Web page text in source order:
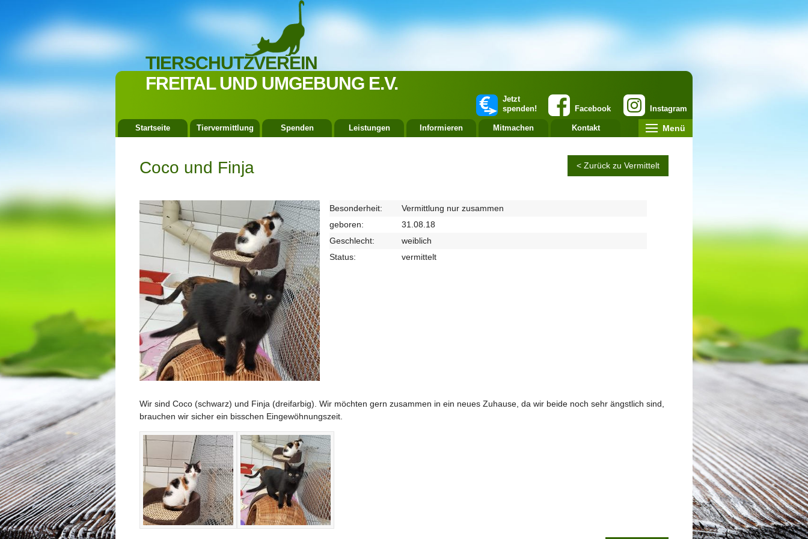
TIERSCHUTZVEREIN
FREITAL UND UMGEBUNG E.V.
Instagram
Facebook
Jetzt
spenden!
Startseite Tiervermittlung Spenden Leistungen Informieren Mitmachen Kontakt Menü
Coco und Finja < Zurück zu Vermittelt
Besonderheit:
Vermittlung nur zusammen
geboren:
31.08.18
Geschlecht:
weiblich
Status:
vermittelt
Wir sind Coco (schwarz) und Finja (dreifarbig). Wir möchten gern zusammen in ein neues Zuhause, da wir beide noch sehr ängstlich sind,
brauchen wir sicher ein bisschen Eingewöhnungszeit.